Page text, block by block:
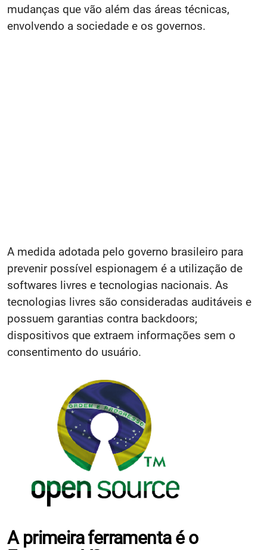
mudanças que vão além das áreas técnicas,
envolvendo a sociedade e os governos.
A medida adotada pelo governo brasileiro para
prevenir possível espionagem é a utilização de
softwares livres e tecnologias nacionais. As
tecnologias livres são consideradas auditáveis e
possuem garantias contra backdoors;
dispositivos que extraem informações sem o
consentimento do usuário.
A primeira ferramenta é o